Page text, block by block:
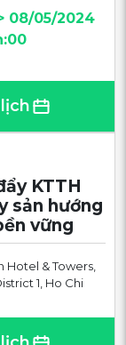
08/05/2024
KTTH
sản hướng
vững
Hotel & Towers,
1, Ho Chi